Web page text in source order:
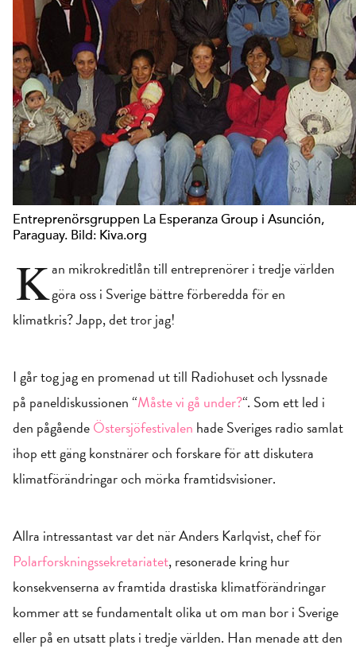
Entreprenörsgruppen La Esperanza Group i Asunción,
Paraguay. Bild: Kiva.org
Kan mikrokreditlån till entreprenörer i tredje världen
göra oss i Sverige bättre förberedda för en
klimatkris? Japp, det tror jag!
I går tog jag en promenad ut till Radiohuset och lyssnade
på paneldiskussionen “Måste vi gå under?“. Som ett led i
den pågåendeÖstersjöfestivalen hade Sveriges radio samlat
ihop ett gäng konstnärer och forskare för att diskutera
klimatförändringar och mörka framtidsvisioner.
Allra intressantast var det när Anders Karlqvist, chef för
Polarforskningssekretariatet, resonerade kring hur
konsekvenserna av framtida drastiska klimatförändringar
kommer att se fundamentalt olika ut om man bor i Sverige
eller på en utsatt plats i tredje världen. Han menade att den